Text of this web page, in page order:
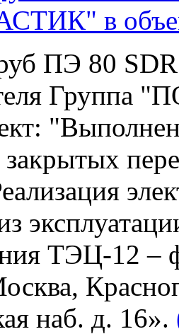
в
ПЭ 80
Группа
закрытых
ТЭЦ-12
наб. д. 16».